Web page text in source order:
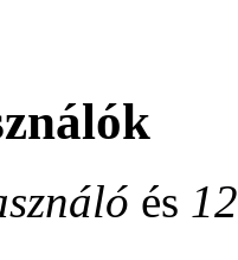
és